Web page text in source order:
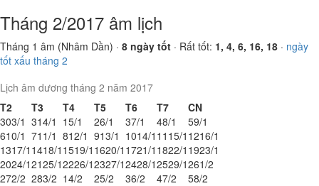
Tháng 2/2017 âm lịch
Tháng 1 âm (Nhâm Dần) · 8 ngày tốt · Rất tốt: 1, 4, 6, 16, 18 · ngày
tốt xấu tháng 2
Lịch âm dương tháng 2 năm 2017
T2
T3 T4 T5 T6 T7
CN
303/1 314/1 15/1 26/1 37/1 48/1 59/1
610/1 711/1 812/1 913/1 1014/1 11 15/1 1216/1
1317/1 1418/1 1519/1 1620/1 1721/1 1822/1 1923/1
2024/12125/12226/12327/12428/12529/1261/2
272/2 283/2 14/2 25/2 36/2 47/2 58/2